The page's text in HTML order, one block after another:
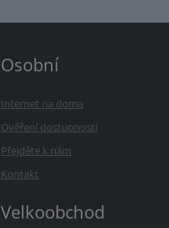
Osobní
Internet na doma
Ověření dostupnosti
Přejděte k nám
Kontakt
Velkoobchod